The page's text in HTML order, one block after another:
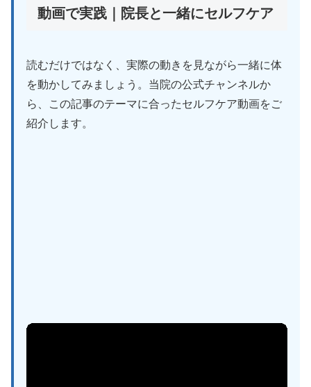
動画で実践｜院長と一緒にセルフケア
読むだけではなく、実際の動きを見ながら一緒に体
を動かしてみましょう。当院の公式チャンネルか
ら、この記事のテーマに合ったセルフケア動画をご
紹介します。